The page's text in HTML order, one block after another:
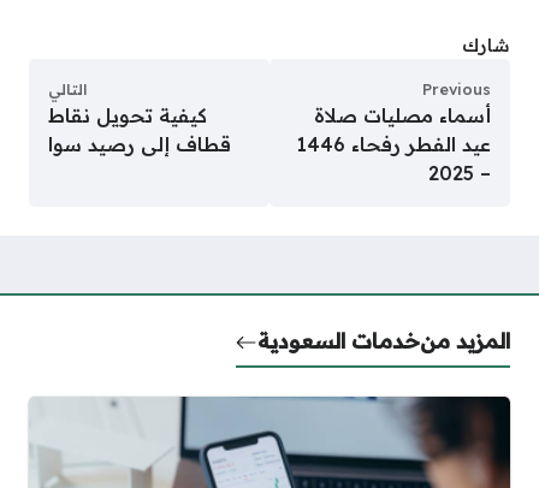
شارك
Previous
أسماء مصليات صلاة
عيد الفطر رفحاء 1446
– 2025
التالي
كيفية تحويل نقاط
قطاف إلى رصيد سوا
المزيد منخدمات السعودية